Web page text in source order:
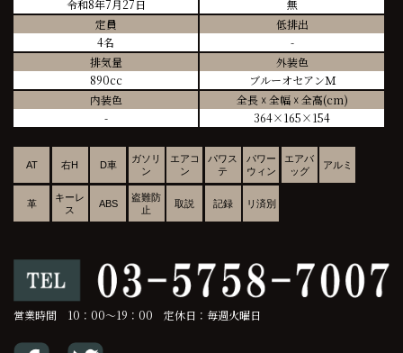
令和8年7月27日
無
定員
4名
低排出
-
排気量
890cc
外装色
ブルーオセアンＭ
内装色
-
全長 ☓ 全幅 ☓ 全高(cm)
364×165×154
AT 右H D車
ガソリ
ン
エアコ
ン
パワス
テ
パワー
ウィン
エアバ
ッグ
アルミ
革
キーレ
ス
ABS
盗難防
止
取説 記録 リ済別
営業時間 10：00～19：00 定休日：毎週火曜日